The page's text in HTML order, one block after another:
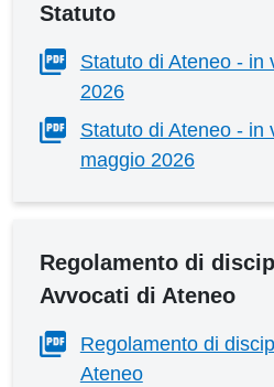
Statuto
Statuto di Ateneo - in
2026
Statuto di Ateneo - in
maggio 2026
Regolamento di
Avvocati di Ateneo
Regolamento di
Ateneo